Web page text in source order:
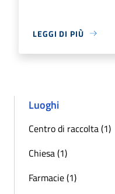
LEGGI DI PIÙ
Luoghi
Centro di raccolta (1)
Chiesa (1)
Farmacie (1)